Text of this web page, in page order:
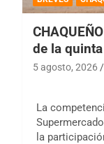
de la
5 agosto, 2026
La
la